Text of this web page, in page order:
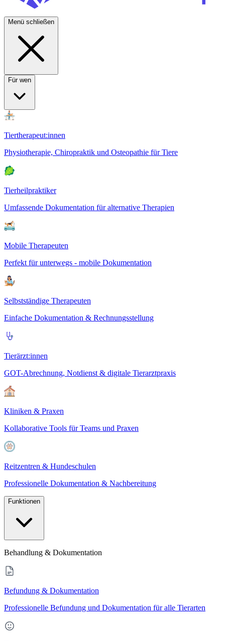
Menü schließen
Für wen
Tiertherapeut:innen
Physiotherapie, Chiropraktik und Osteopathie für Tiere
Tierheilpraktiker
Umfassende Dokumentation für alternative Therapien
Mobile Therapeuten
Perfekt für unterwegs - mobile Dokumentation
Selbstständige Therapeuten
Einfache Dokumentation & Rechnungsstellung
Tierärzt:innen
GOT-Abrechnung, Notdienst & digitale Tierarztpraxis
Kliniken & Praxen
Kollaborative Tools für Teams und Praxen
Reitzentren & Hundeschulen
Professionelle Dokumentation & Nachbereitung
Funktionen
Behandlung & Dokumentation
Befundung & Dokumentation
Professionelle Befundung und Dokumentation für alle Tierarten